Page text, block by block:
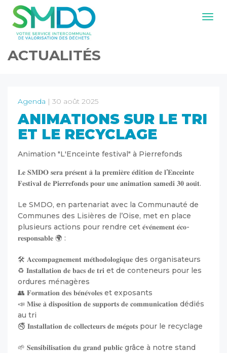
ACTUALITÉS
Agenda | 30 août 2025
ANIMATIONS SUR LE TRI
ET LE RECYCLAGE
Animation "L'Enceinte festival" à Pierrefonds
𝐋𝐞 𝐒𝐌𝐃𝐎 𝐬𝐞𝐫𝐚 𝐩𝐫𝐞́𝐬𝐞𝐧𝐭 𝐚̀ 𝐥𝐚 𝐩𝐫𝐞𝐦𝐢𝐞̀𝐫𝐞 𝐞́𝐝𝐢𝐭𝐢𝐨𝐧 𝐝𝐞 𝐥’𝐄𝐧𝐜𝐞𝐢𝐧𝐭𝐞
𝐅𝐞𝐬𝐭𝐢𝐯𝐚𝐥 𝐝𝐞 𝐏𝐢𝐞𝐫𝐫𝐞𝐟𝐨𝐧𝐝𝐬 𝐩𝐨𝐮𝐫 𝐮𝐧𝐞 𝐚𝐧𝐢𝐦𝐚𝐭𝐢𝐨𝐧 𝐬𝐚𝐦𝐞𝐝𝐢 𝟑𝟎 𝐚𝐨𝐮̂𝐭.
Le SMDO, en partenariat avec la Communauté de
Communes des Lisières de l’Oise, met en place
plusieurs actions pour rendre cet 𝐞́𝐯𝐞́𝐧𝐞𝐦𝐞𝐧𝐭 𝐞́𝐜𝐨-
𝐫𝐞𝐬𝐩𝐨𝐧𝐬𝐚𝐛𝐥𝐞 🌍 :
🛠️ 𝐀𝐜𝐜𝐨𝐦𝐩𝐚𝐠𝐧𝐞𝐦𝐞𝐧𝐭 𝐦𝐞́𝐭𝐡𝐨𝐝𝐨𝐥𝐨𝐠𝐢𝐪𝐮𝐞 des organisateurs
♻️ 𝐈𝐧𝐬𝐭𝐚𝐥𝐥𝐚𝐭𝐢𝐨𝐧 𝐝𝐞 𝐛𝐚𝐜𝐬 𝐝𝐞 𝐭𝐫𝐢 et de conteneurs pour les
ordures ménagères
👥 𝐅𝐨𝐫𝐦𝐚𝐭𝐢𝐨𝐧 𝐝𝐞𝐬 𝐛𝐞́𝐧𝐞́𝐯𝐨𝐥𝐞𝐬 et exposants
📣 𝐌𝐢𝐬𝐞 𝐚̀ 𝐝𝐢𝐬𝐩𝐨𝐬𝐢𝐭𝐢𝐨𝐧 𝐝𝐞 𝐬𝐮𝐩𝐩𝐨𝐫𝐭𝐬 𝐝𝐞 𝐜𝐨𝐦𝐦𝐮𝐧𝐢𝐜𝐚𝐭𝐢𝐨𝐧 dédiés
au tri
🚭 𝐈𝐧𝐬𝐭𝐚𝐥𝐥𝐚𝐭𝐢𝐨𝐧 𝐝𝐞 𝐜𝐨𝐥𝐥𝐞𝐜𝐭𝐞𝐮𝐫𝐬 𝐝𝐞 𝐦𝐞́𝐠𝐨𝐭𝐬 pour le recyclage
🌱 𝐒𝐞𝐧𝐬𝐢𝐛𝐢𝐥𝐢𝐬𝐚𝐭𝐢𝐨𝐧 𝐝𝐮 𝐠𝐫𝐚𝐧𝐝 𝐩𝐮𝐛𝐥𝐢𝐜 grâce à notre stand